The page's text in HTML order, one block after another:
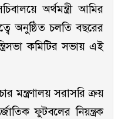
অর্থমন্ত্রী আমির
অনুষ্ঠিত চলতি বছরের
কমিটির সভায় এই
মন্ত্রণালয় সরাসরি ক্রয়
ফুটবলের নিয়ন্ত্রক